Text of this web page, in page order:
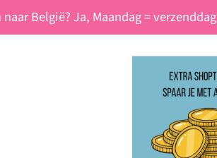
naar België? Ja, Maandag = verzenddag